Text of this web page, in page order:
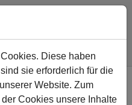
guten
Diese haben
sie erforderlich für die
Website. Zum
Cookies unsere Inhalte